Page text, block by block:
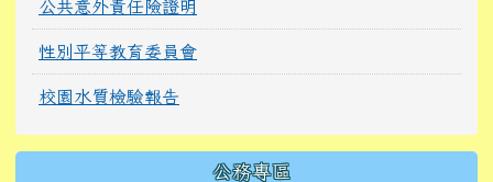
公共意外責任險證明
性別平等教育委員會
校園水質檢驗報告
公務專區